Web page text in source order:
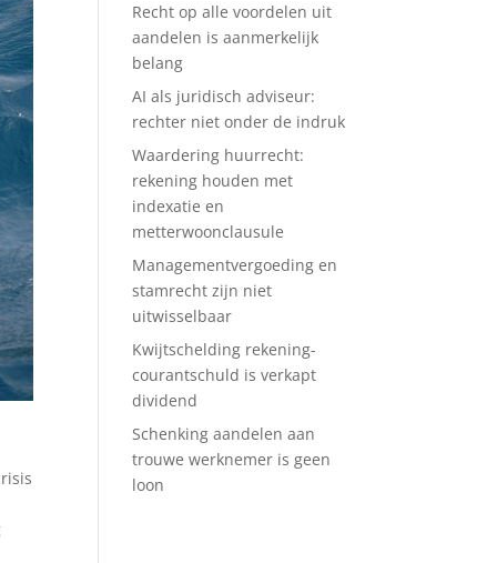
Recht op alle voordelen uit
aandelen is aanmerkelijk
belang
AI als juridisch adviseur:
rechter niet onder de indruk
Waardering huurrecht:
rekening houden met
indexatie en
metterwoonclausule
Managementvergoeding en
stamrecht zijn niet
uitwisselbaar
Kwijtschelding rekening-
courantschuld is verkapt
dividend
Schenking aandelen aan
trouwe werknemer is geen
loon